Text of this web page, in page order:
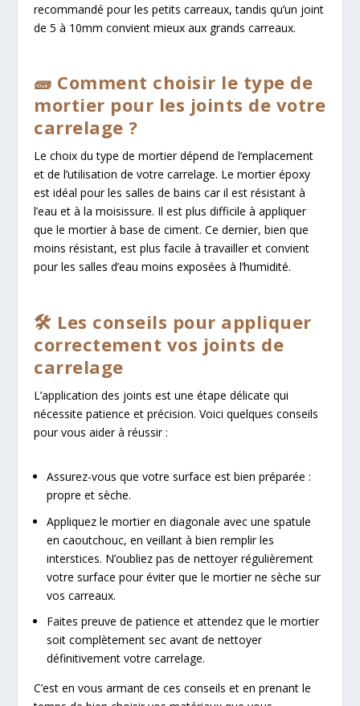
recommandé pour les petits carreaux, tandis qu’un joint
de 5 à 10mm convient mieux aux grands carreaux.
🧱 Comment choisir le type de
mortier pour les joints de votre
carrelage ?
Le choix du type de mortier dépend de l’emplacement
et de l’utilisation de votre carrelage. Le mortier époxy
est idéal pour les salles de bains car il est résistant à
l’eau et à la moisissure. Il est plus difficile à appliquer
que le mortier à base de ciment. Ce dernier, bien que
moins résistant, est plus facile à travailler et convient
pour les salles d’eau moins exposées à l’humidité.
🛠️ Les conseils pour appliquer
correctement vos joints de
carrelage
L’application des joints est une étape délicate qui
nécessite patience et précision. Voici quelques conseils
pour vous aider à réussir :
Assurez-vous que votre surface est bien préparée :
propre et sèche.
Appliquez le mortier en diagonale avec une spatule
en caoutchouc, en veillant à bien remplir les
interstices. N’oubliez pas de nettoyer régulièrement
votre surface pour éviter que le mortier ne sèche sur
vos carreaux.
Faites preuve de patience et attendez que le mortier
soit complètement sec avant de nettoyer
définitivement votre carrelage.
C’est en vous armant de ces conseils et en prenant le